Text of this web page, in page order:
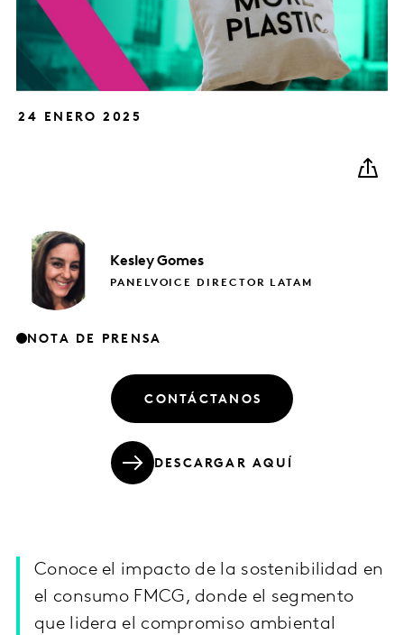
24 ENERO 2025
Kesley Gomes
PANELVOICE DIRECTOR LATAM
NOTA DE PRENSA
CONTÁCTANOS
DESCARGAR AQUÍ
Conoce el impacto de la sostenibilidad en
el consumo FMCG, donde el segmento
que lidera el compromiso ambiental